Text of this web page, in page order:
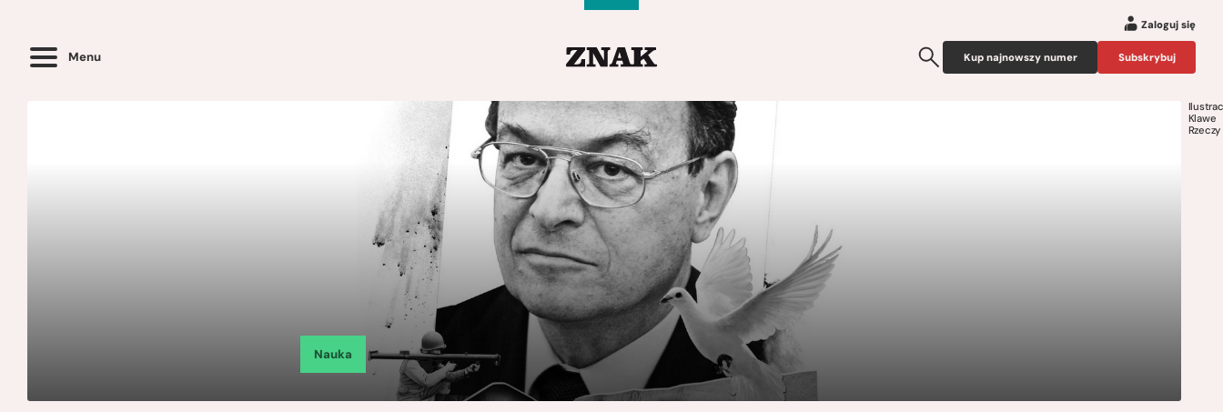
Menu
Zaloguj się
Kup najnowszy numer Subskrybuj
Klawe
Rzeczy
Nauka